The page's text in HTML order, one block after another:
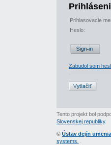
Prihlasovacie
Heslo:
Zabudol som
Tento projekt bol
Slovenskej republiky.
© Ústav dejín
systems.